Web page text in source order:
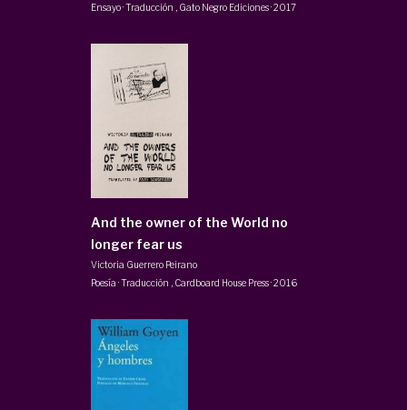
Ensayo · Traducción
Gato Negro Ediciones·2017
And the owner of the World no
longer fear us
Victoria Guerrero Peirano
Poesía · Traducción
Cardboard House Press·2016